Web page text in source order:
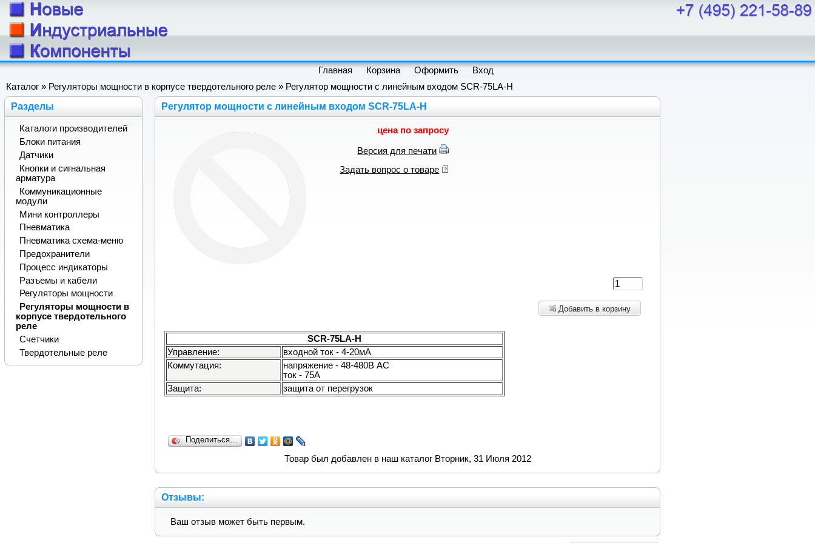
Главная Корзина Оформить
Вход
Каталог » Регуляторы мощности в корпусе твердотельного реле » Регулятор мощности с линейным входом SCR-75LA-H
Регулятор мощности с линейным входом SCR-75LA-H
цена по запросу
Версия для печати
Задать вопрос о товаре
Добавить в корзину
SCR-75LA-H
Управление:
входной ток - 4-20мА
Коммутация:
напряжение - 48-480В AC
ток - 75А
Защита:
защита от перегрузок
Поделиться…
Товар был добавлен в наш каталог Вторник, 31 Июля 2012
Отзывы:
Ваш отзыв может быть первым.
Разделы
Каталоги производителей
Блоки питания
Датчики
Кнопки и сигнальная
арматура
Коммуникационные
модули
Мини контроллеры
Пневматика
Пневматика схема-меню
Предохранители
Процесс индикаторы
Разъемы и кабели
Регуляторы мощности
Регуляторы мощности в
корпусе твердотельного
реле
Счетчики
Твердотельные реле